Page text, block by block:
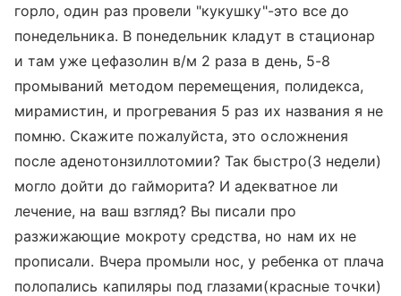
горло, один раз провели "кукушку"-это все до
понедельника. В понедельник кладут в стационар
и там уже цефазолин в/м 2 раза в день, 5-8
промываний методом перемещения, полидекса,
мирамистин, и прогревания 5 раз их названия я не
помню. Скажите пожалуйста, это осложнения
после аденотонзиллотомии? Так быстро(3 недели)
могло дойти до гайморита? И адекватное ли
лечение, на ваш взгляд? Вы писали про
разжижающие мокроту средства, но нам их не
прописали. Вчера промыли нос, у ребенка от плача
полопались капиляры под глазами(красные точки)